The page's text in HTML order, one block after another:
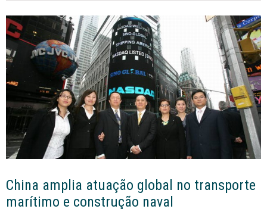
China amplia atuação global no transporte
marítimo e construção naval